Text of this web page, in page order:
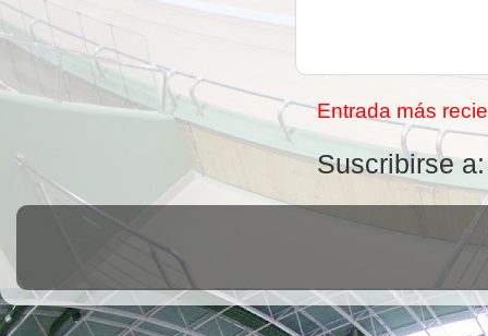
Entrada más
Suscribirse